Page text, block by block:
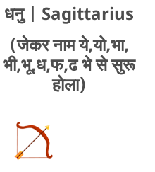
धनु
| Sagittarius
(जेकर नाम ये,यो,भा,
भी,भू,ध,फ,ढ भे से सुरू
होला)